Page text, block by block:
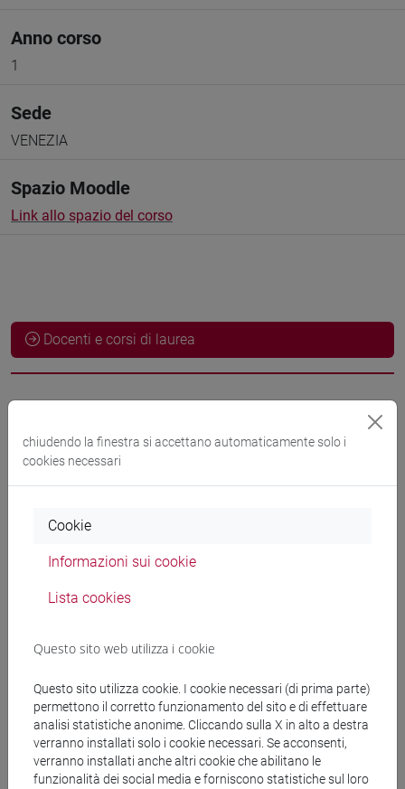
Anno corso
1
Sede
VENEZIA
Spazio Moodle
Link allo spazio del corso
Docenti e corsi di laurea
docente non assegnato
Materiali didattici
Corsi di studio e percorsi
[LT40] LINGUE, CULTURE E SOCIETÀ DELL'ASIA
E DELL'AFRICA MEDITERRANEA - Laurea
percorso comune
chiudendo la finestra si accettano automaticamente solo i
cookies necessari
Cookie
Informazioni sui cookie
Lista cookies
Questo sito web utilizza i cookie
Questo sito utilizza cookie. I cookie necessari (di prima parte)
permettono il corretto funzionamento del sito e di effettuare
analisi statistiche anonime. Cliccando sulla X in alto a destra
verranno installati solo i cookie necessari. Se acconsenti,
verranno installati anche altri cookie che abilitano le
funzionalità dei social media e forniscono statistiche sul loro